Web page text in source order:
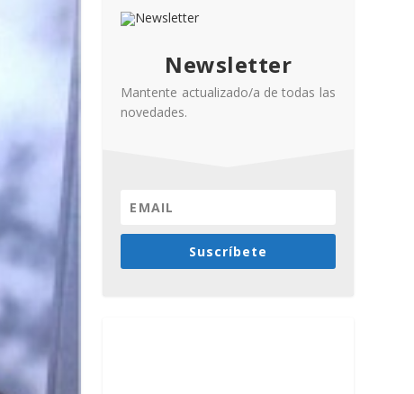
Newsletter
Mantente actualizado/a de todas las
novedades.
Suscríbete